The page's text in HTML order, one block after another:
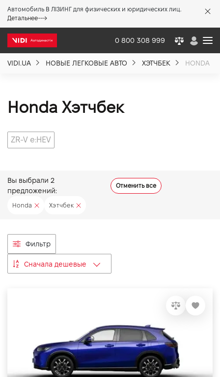
Автомобиль В ЛІЗИНГ для физических и юридических лиц.
Детальнее
0 800 308 999
VIDI.UA НОВЫЕ ЛЕГКОВЫЕ АВТО ХЭТЧБЕК HONDA
Honda Хэтчбек
ZR-V e:HEV
Вы выбрали 2
предложений:
Отменить все
Honda Хэтчбек
Фильтр
Сначала дешевые
Акции %
Новости
Контакты